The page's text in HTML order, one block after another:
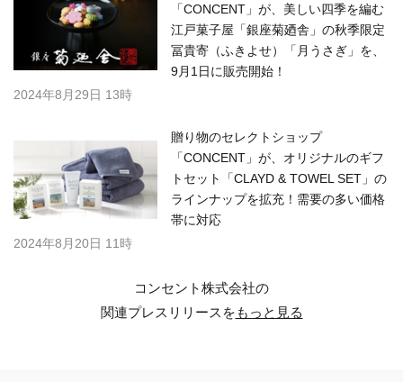
「CONCENT」が、美しい四季を編む
江戸菓子屋「銀座菊廼舎」の秋季限定
冨貴寄（ふきよせ）「月うさぎ」を、
9月1日に販売開始！
2024年8月29日 13時
贈り物のセレクトショップ
「CONCENT」が、オリジナルのギフ
トセット「CLAYD & TOWEL SET」の
ラインナップを拡充！需要の多い価格
帯に対応
2024年8月20日 11時
コンセント株式会社の
関連プレスリリースをもっと見る